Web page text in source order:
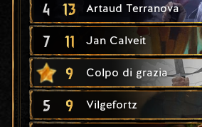
4 13 Artaud Terranova
7 11 Jan Calveit
9 Colpo di grazia
5 9 Vilgefortz